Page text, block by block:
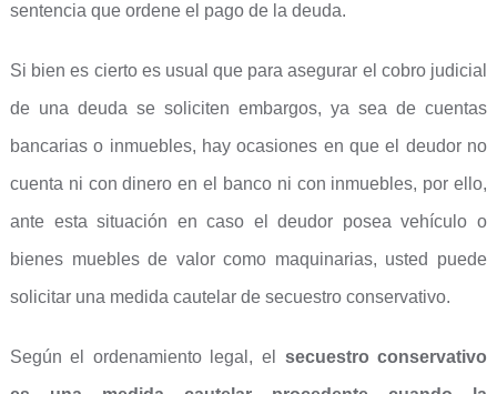
sentencia que ordene el pago de la deuda.
Si bien es cierto es usual que para asegurar el cobro judicial
de una deuda se soliciten embargos, ya sea de cuentas
bancarias o inmuebles, hay ocasiones en que el deudor no
cuenta ni con dinero en el banco ni con inmuebles, por ello,
ante esta situación en caso el deudor posea vehículo o
bienes muebles de valor como maquinarias, usted puede
solicitar una medida cautelar de secuestro conservativo.
Según el ordenamiento legal, el secuestro conservativo